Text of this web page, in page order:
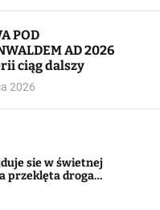
l
c
POD
AD 2026
ciąg dalszy
2026
sie w świetnej
przeklęta droga…